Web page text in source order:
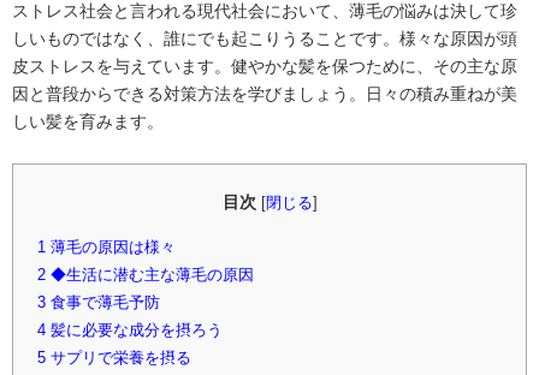
ストレス社会と言われる現代社会において、薄毛の悩みは決して珍
しいものではなく、誰にでも起こりうることです。様々な原因が頭
皮ストレスを与えています。健やかな髪を保つために、その主な原
因と普段からできる対策方法を学びましょう。日々の積み重ねが美
しい髪を育みます。
目次 閉じる
1 薄毛の原因は様々
2 ◆生活に潜む主な薄毛の原因
3 食事で薄毛予防
4 髪に必要な成分を摂ろう
5 サプリで栄養を摂る